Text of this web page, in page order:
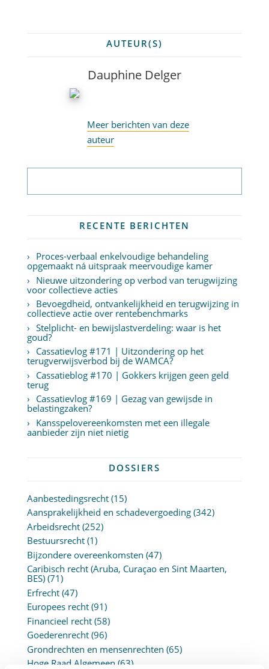
AUTEUR(S)
Dauphine Delger
Meer berichten van deze
auteur
RECENTE BERICHTEN
Proces-verbaal enkelvoudige behandeling
opgemaakt ná uitspraak meervoudige kamer
Nieuwe uitzondering op verbod van terugwijzing
voor collectieve acties
Bevoegdheid, ontvankelijkheid en terugwijzing in
collectieve actie over rentebenchmarks
Stelplicht- en bewijslastverdeling: waar is het
goud?
Cassatievlog #171 | Uitzondering op het
terugverwijsverbod bij de WAMCA?
Cassatieblog #170 | Gokkers krijgen geen geld
terug
Cassatievlog #169 | Gezag van gewijsde in
belastingzaken?
Kansspelovereenkomsten met een illegale
aanbieder zijn niet nietig
DOSSIERS
Aanbestedingsrecht(15)
Aansprakelijkheid en schadevergoeding(342)
Arbeidsrecht(252)
Bestuursrecht(1)
Bijzondere overeenkomsten (47)
Caribisch recht (Aruba, Curaçao en Sint Maarten,
BES)(71)
Erfrecht(47)
Europees recht(91)
Financieel recht(58)
Goederenrecht(96)
Grondrechten en mensenrechten (65)
Hoge Raad Algemeen (63)